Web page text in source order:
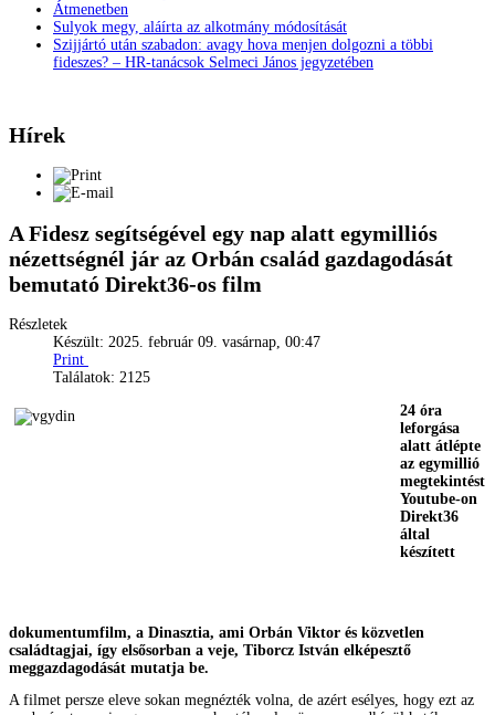
Átmenetben
Sulyok megy, aláírta az alkotmány módosítását
Szijjártó után szabadon: avagy hova menjen dolgozni a többi
fideszes? – HR-tanácsok Selmeci János jegyzetében
Hírek
A Fidesz segítségével egy nap alatt egymilliós
nézettségnél jár az Orbán család gazdagodását
bemutató Direkt36-os film
Részletek
Készült: 2025. február 09. vasárnap, 00:47
Print
Találatok: 2125
24 óra
leforgása
alatt átlépte
az egymillió
megtekintést
Youtube-on
Direkt36
által
készített
dokumentumfilm, a Dinasztia, ami Orbán Viktor és közvetlen
családtagjai, így elsősorban a veje, Tiborcz István elképesztő
meggazdagodását mutatja be.
A filmet persze eleve sokan megnézték volna, de azért esélyes, hogy ezt az